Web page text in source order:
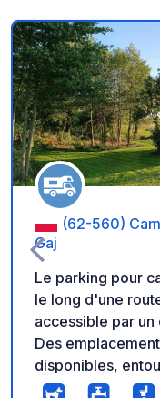
(62-560)
Gaj
Le parking pour
le long d'une
accessible par
Des
disponibles,
jeunes arbres